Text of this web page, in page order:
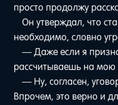
просто продолжу
Он утверждал, что
необходимо, словно
— Даже если я
рассчитываешь на
— Ну, согласен,
Впрочем, это верно и